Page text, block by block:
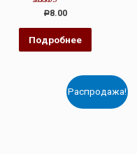
Оценка
из 5
Р8.00
Подробнее
Распродажа!